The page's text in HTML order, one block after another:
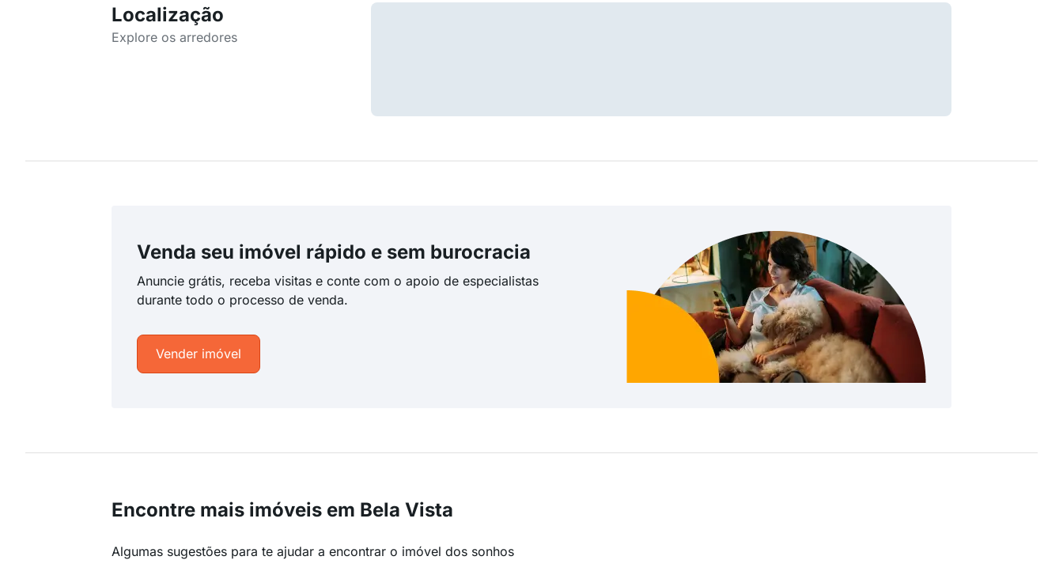
Localização
Explore os arredores
Venda seu imóvel rápido e sem burocracia
Anuncie grátis, receba visitas e conte com o apoio de especialistas
durante todo o processo de venda.
Vender imóvel
Encontre mais imóveis em Bela Vista
Algumas sugestões para te ajudar a encontrar o imóvel dos sonhos